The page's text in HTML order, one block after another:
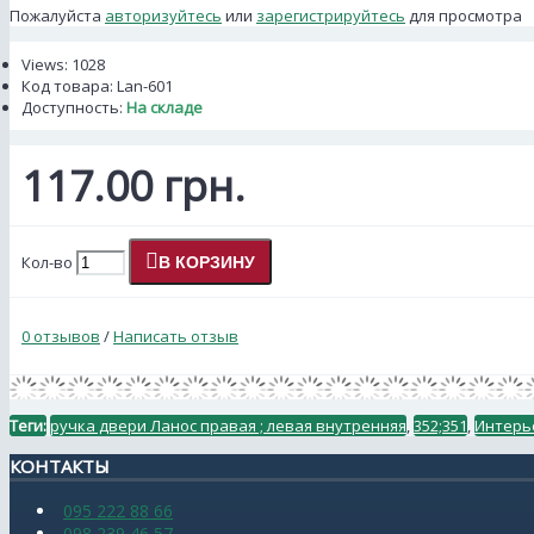
Пожалуйста авторизуйтесь или зарегистрируйтесь для просмотра
Views: 1028
Код товара: Lan-601
Доступность: На складе
117.00 грн.
Кол-во В КОРЗИНУ
0 отзывов /Написать отзыв
Теги:ручка двери Ланос правая ; левая внутренняя,352;351,
КОНТАКТЫ
095 222 88 66